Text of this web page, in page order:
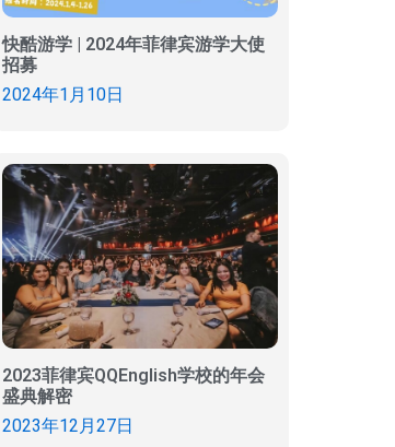
快酷游学 | 2024年菲律宾游学大使
招募
2024年1月10日
2023菲律宾QQEnglish学校的年会
盛典解密
2023年12月27日